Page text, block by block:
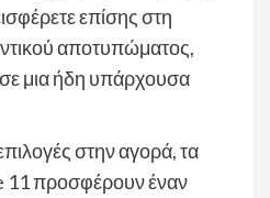
επίσης στη
αποτυπώματος,
μια ήδη υπάρχουσα
στην αγορά, τα
11 προσφέρουν έναν